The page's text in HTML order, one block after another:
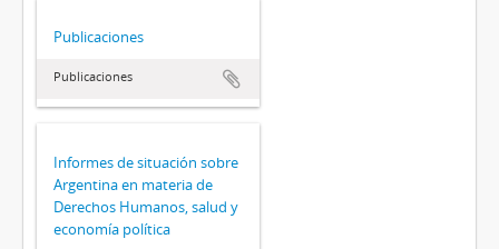
Publicaciones
Publicaciones
Informes de situación sobre
Argentina en materia de
Derechos Humanos, salud y
economía política